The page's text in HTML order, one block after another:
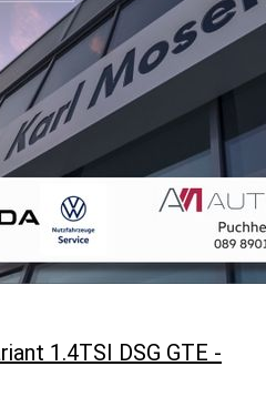
1.4TSI DSG GTE -